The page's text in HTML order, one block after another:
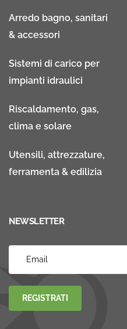
Arredo bagno, sanitari
& accessori
Sistemi di carico per
impianti idraulici
Riscaldamento, gas,
clima e solare
Utensili, attrezzature,
ferramenta & edilizia
NEWSLETTER
REGISTRATI